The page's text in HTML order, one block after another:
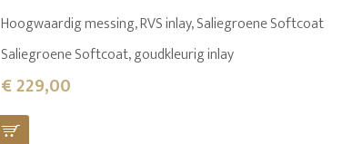
Hoogwaardig messing, RVS inlay, Saliegroene Softcoat
Saliegroene Softcoat, goudkleurig inlay
€ 229,00